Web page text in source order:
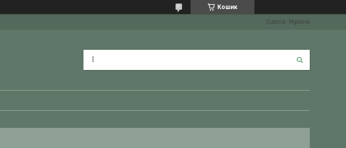
Кошик
Одеса, Україна